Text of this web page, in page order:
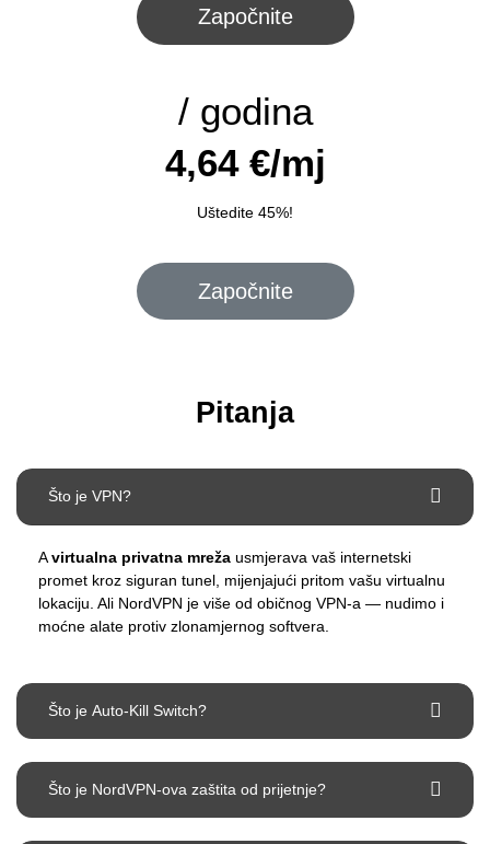
Započnite
/ godina
4,64 €/mj
Uštedite 45%!
Započnite
Pitanja
Što je VPN?
Avirtualna privatna mreža usmjerava vaš internetski
promet kroz siguran tunel, mijenjajući pritom vašu virtualnu
lokaciju. Ali NordVPN je više od običnog VPN-a — nudimo i
moćne alate protiv zlonamjernog softvera.
Što je Auto-Kill Switch?
Što je NordVPN-ova zaštita od prijetnje?